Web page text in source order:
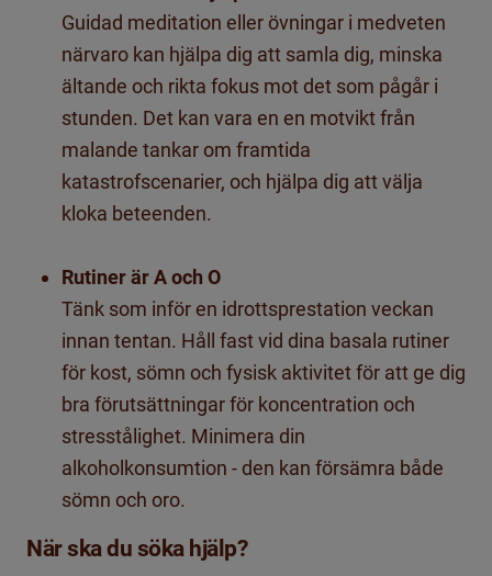
Guidad meditation eller övningar i medveten
närvaro kan hjälpa dig att samla dig, minska
ältande och rikta fokus mot det som pågår i
stunden. Det kan vara en en motvikt från
malande tankar om framtida
katastrofscenarier, och hjälpa dig attvälja
kloka beteenden.
Rutiner är A och O
Tänk som inför en idrottsprestation veckan
innan tentan. Håll fast vid dina basala rutiner
för kost, sömn och fysisk aktivitetför att ge dig
bra förutsättningar för koncentration och
stresstålighet. Minimera din
alkoholkonsumtion - den kan försämra både
sömn och oro.
När ska du söka hjälp?